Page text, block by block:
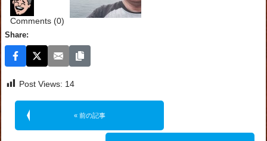
Comments (0)
Share:
Post Views: 14
« 前の記事